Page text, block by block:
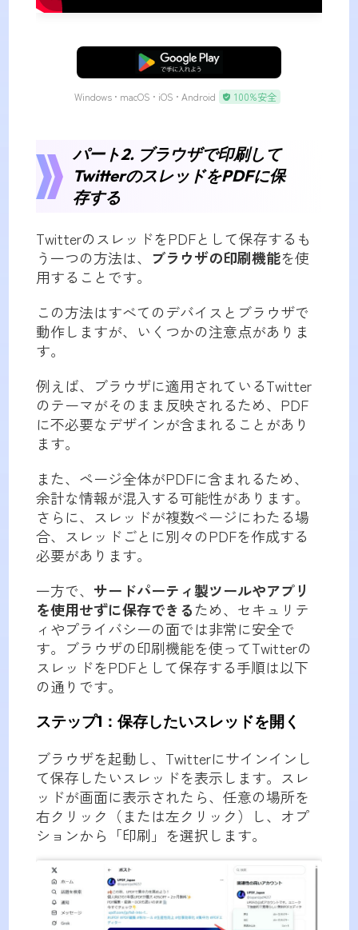
無料ダウンロード
Windows • macOS • iOS • Android 100%安全
パート2. ブラウザで印刷して
TwitterのスレッドをPDFに保
存する
TwitterのスレッドをPDFとして保存するも
う一つの方法は、 ブラウザの印刷機能を使
用することです。
この方法はすべてのデバイスとブラウザで
動作しますが、いくつかの注意点がありま
す。
例えば、ブラウザに適用されているTwitter
のテーマがそのまま反映されるため、PDF
に不必要なデザインが含まれることがあり
ます。
また、ページ全体がPDFに含まれるため、
余計な情報が混入する可能性があります。
さらに、スレッドが複数ページにわたる場
合、スレッドごとに別々のPDFを作成する
必要があります。
一方で、 サードパーティ製ツールやアプリ
を使用せずに保存できるため、セキュリテ
ィやプライバシーの面では非常に安全で
す。ブラウザの印刷機能を使ってTwitterの
スレッドをPDFとして保存する手順は以下
の通りです。
ステップ1：保存したいスレッドを開く
ブラウザを起動し、Twitterにサインインし
て保存したいスレッドを表示します。スレ
ッドが画面に表示されたら、任意の場所を
右クリック（または左クリック）し、オプ
ションから「印刷」を選択します。